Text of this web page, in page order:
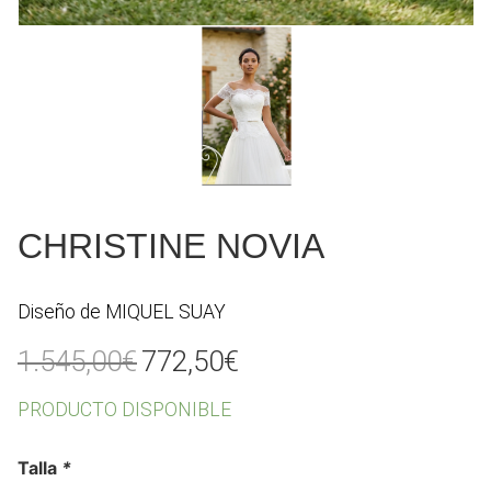
CHRISTINE NOVIA
Diseño de MIQUEL SUAY
1.545,00€El
original
772,50€
PRODUCTO DISPONIBLE
Talla *